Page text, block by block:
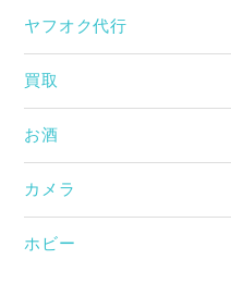
ヤフオク代行
買取
お酒
カメラ
ホビー